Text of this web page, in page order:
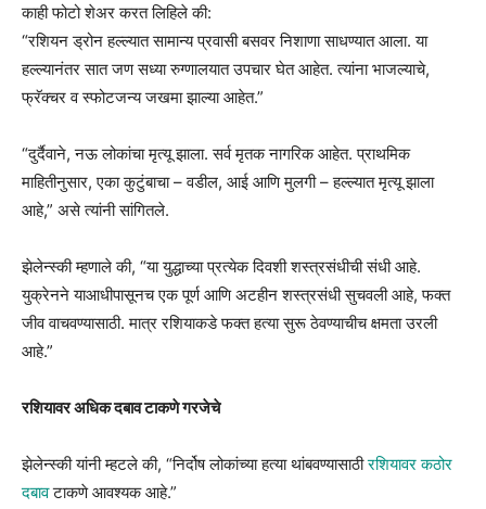
काही फोटो शेअर करत लिहिले की:
“रशियन ड्रोन हल्ल्यात सामान्य प्रवासी बसवर निशाणा साधण्यात आला. या
हल्ल्यानंतर सात जण सध्या रुग्णालयात उपचार घेत आहेत. त्यांना भाजल्याचे,
फ्रॅक्चर व स्फोटजन्य जखमा झाल्या आहेत.”
“दुर्दैवाने, नऊ लोकांचा मृत्यू झाला. सर्व मृतक नागरिक आहेत. प्राथमिक
माहितीनुसार, एका कुटुंबाचा – वडील, आई आणि मुलगी – हल्ल्यात मृत्यू झाला
आहे,” असे त्यांनी सांगितले.
झेलेन्स्की म्हणाले की, “या युद्धाच्या प्रत्येक दिवशी शस्त्रसंधीची संधी आहे.
युक्रेनने याआधीपासूनच एक पूर्ण आणि अटहीन शस्त्रसंधी सुचवली आहे, फक्त
जीव वाचवण्यासाठी. मात्र रशियाकडे फक्त हत्या सुरू ठेवण्याचीच क्षमता उरली
आहे.”
रशियावर अधिक दबाव टाकणे गरजेचे
झेलेन्स्की यांनी म्हटले की, “निर्दोष लोकांच्या हत्या थांबवण्यासाठीरशियावर कठोर
दबावटाकणे आवश्यक आहे.”